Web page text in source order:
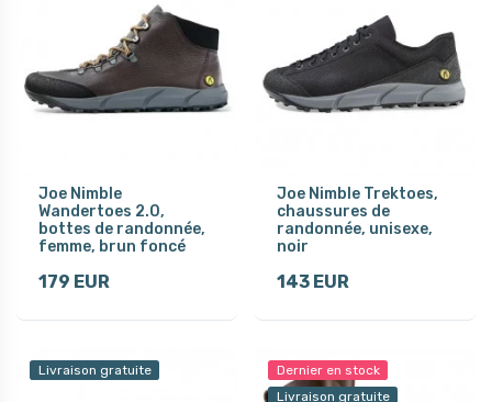
Joe Nimble
Wandertoes 2.0,
bottes de randonnée,
femme, brun foncé
179 EUR
Joe Nimble Trektoes,
chaussures de
randonnée, unisexe,
noir
143 EUR
Livraison gratuite
Dernier en stock
Livraison gratuite